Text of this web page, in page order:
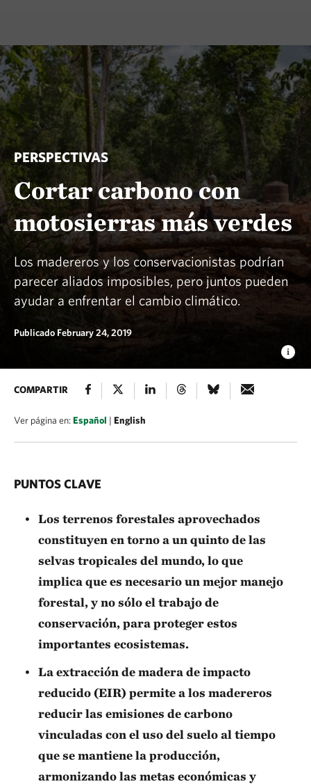
PERSPECTIVAS
Cortar carbono con
motosierras más verdes
Los madereros y los conservacionistas podrían
parecer aliados imposibles, pero juntos pueden
ayudar a enfrentar el cambio climático.
Publicado February 24, 2019
COMPARTIR
Ver página en:Español | English
PUNTOS CLAVE
Los terrenos forestales aprovechados
constituyen en torno a un quinto de las
selvas tropicales del mundo, lo que
implica que es necesario un mejor manejo
forestal, y no sólo el trabajo de
conservación, para proteger estos
importantes ecosistemas.
La extracción de madera de impacto
reducido (EIR) permite a los madereros
reducir las emisiones de carbono
vinculadas con el uso del suelo al tiempo
que se mantiene la producción,
armonizando las metas económicas y